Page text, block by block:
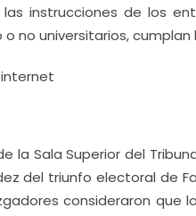
instrucciones de los
no universitarios, cumplan
Sala Superior del
del triunfo electoral de
consideraron que